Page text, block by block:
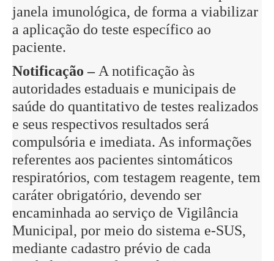
janela imunológica, de forma a viabilizar
a aplicação do teste específico ao
paciente.
Notificação –A notificação às
autoridades estaduais e municipais de
saúde do quantitativo de testes realizados
e seus respectivos resultados será
compulsória e imediata. As informações
referentes aos pacientes sintomáticos
respiratórios, com testagem reagente, tem
caráter obrigatório, devendo ser
encaminhada ao serviço de Vigilância
Municipal, por meio do sistema e-SUS,
mediante cadastro prévio de cada